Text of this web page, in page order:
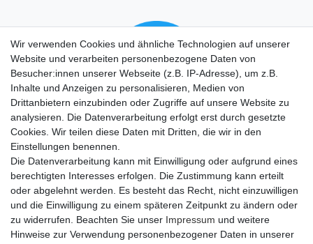
Wir verwenden Cookies und ähnliche Technologien auf unserer
Website und verarbeiten personenbezogene Daten von
Besucher:innen unserer Webseite (z.B. IP-Adresse), um z.B.
Inhalte und Anzeigen zu personalisieren, Medien von
Drittanbietern einzubinden oder Zugriffe auf unsere Website zu
analysieren. Die Datenverarbeitung erfolgt erst durch gesetzte
Cookies. Wir teilen diese Daten mit Dritten, die wir in den
Einstellungen benennen.
Die Datenverarbeitung kann mit Einwilligung oder aufgrund eines
berechtigten Interesses erfolgen. Die Zustimmung kann erteilt
oder abgelehnt werden. Es besteht das Recht, nicht einzuwilligen
und die Einwilligung zu einem späteren Zeitpunkt zu ändern oder
zu widerrufen. Beachten Sie unser Impressum und weitere
Hinweise zur Verwendung personenbezogener Daten in unserer